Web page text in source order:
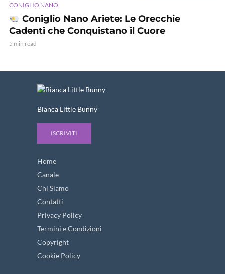
CONIGLIO NANO
Coniglio Nano Ariete: Le Orecchie
Cadenti che Conquistano il Cuore
5 min read
Bianca Little Bunny
ISCRIVITI
Home
Canale
Chi Siamo
Contatti
Privacy Policy
Termini e Condizioni
Copyright
Cookie Policy